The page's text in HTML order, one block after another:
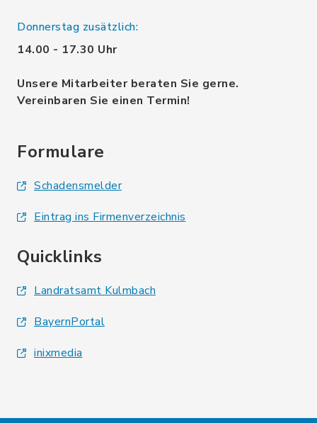
Donnerstag zusätzlich:
14.00 - 17.30 Uhr
Unsere Mitarbeiter beraten Sie gerne.
Vereinbaren Sie einen Termin!
Formulare
Schadensmelder
Eintrag ins Firmenverzeichnis
Quicklinks
Landratsamt Kulmbach
BayernPortal
inixmedia